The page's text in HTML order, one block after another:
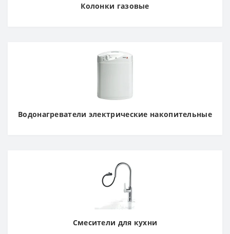
Колонки газовые
Водонагреватели электрические накопительные
Смесители для кухни